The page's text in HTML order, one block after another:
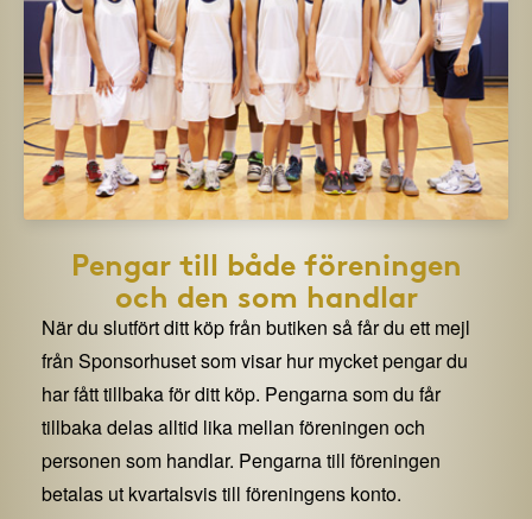
Pengar till både föreningen
och den som handlar
När du slutfört ditt köp från butiken så får du ett mejl
från Sponsorhuset som visar hur mycket pengar du
har fått tillbaka för ditt köp. Pengarna som du får
tillbaka delas alltid lika mellan föreningen och
personen som handlar. Pengarna till föreningen
betalas ut kvartalsvis till föreningens konto.